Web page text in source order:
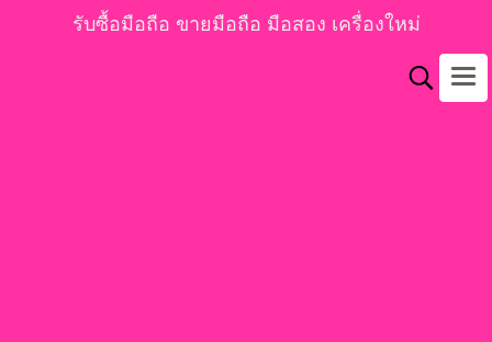
รับซื้อมือถือ ขายมือถือ มือสอง เครื่องใหม่